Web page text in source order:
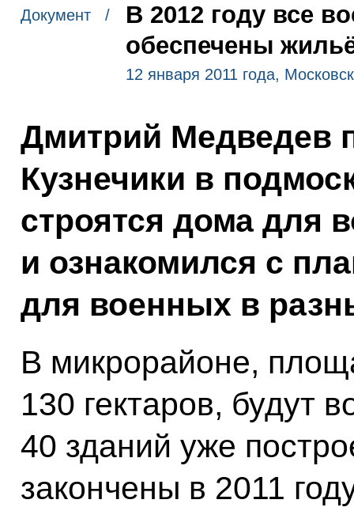
Документ /
В 2012 году все
обеспечены
12 января 2011 года,
Дмитрий Медведев
Кузнечики в
строятся дома для
и ознакомился с
для военных в
В микрорайоне,
130 гектаров, будут
40 зданий уже
закончены в 2011